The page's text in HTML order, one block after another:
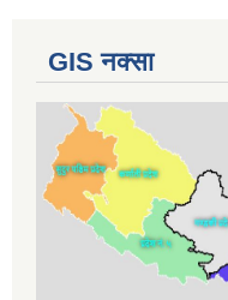
GIS नक्सा